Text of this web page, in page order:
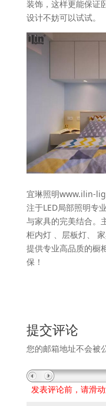
装饰，这样更能保证
设计不妨可以试试。
宜琳照明www.ilin-
注于LED局部照明专
与家具的完美结合。
柜内灯 、层板灯、
提供专业高品质的橱
保！
提交评论
您的邮箱地址不会被
发表评论前，请滑